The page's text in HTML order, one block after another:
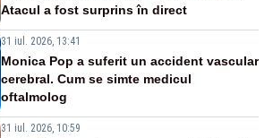
Atacul a fost surprins în direct
31 iul. 2026, 13:41
Monica Pop a suferit un accident vascular
cerebral. Cum se simte medicul
oftalmolog
31 iul. 2026, 10:59